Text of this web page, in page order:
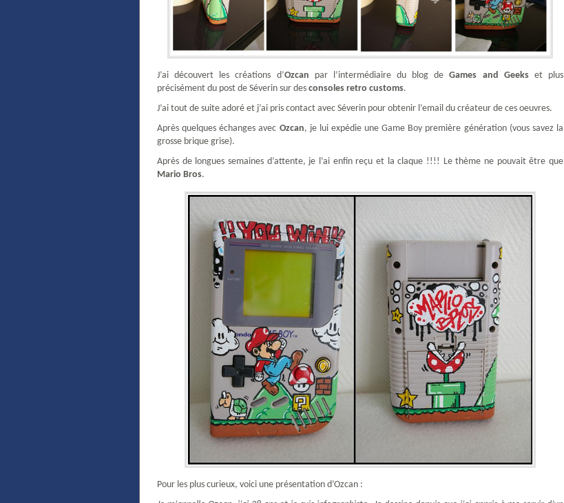
J’ai découvert les créations d’Ozcan par l’intermédiaire du blog deGames and Geekset plus
précisément du post de Séverin sur des consoles retro customs.
J’ai tout de suite adoré et j’ai pris contact avec Séverin pour obtenir l’email du créateur de ces oeuvres.
Après quelques échanges avec Ozcan, je lui expédie une Game Boy première génération (vous savez la
grosse brique grise).
Après de longues semaines d’attente, je l’ai enfin reçu et la claque !!!! Le thème ne pouvait être que
Mario Bros.
Pour les plus curieux, voici une présentation d’Ozcan :